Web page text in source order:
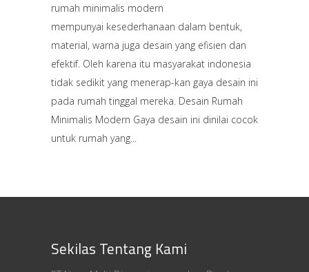
rumah minimalis modern
mempunyai kesederhanaan dalam bentuk,
material, warna juga desain yang efisien dan
efektif. Oleh karena itu masyarakat indonesia
tidak sedikit yang menerap-kan gaya desain ini
pada rumah tinggal mereka. Desain Rumah
Minimalis Modern Gaya desain ini dinilai cocok
untuk rumah yang
Sekilas Tentang Kami